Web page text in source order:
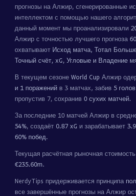
прогнозы на Алжир, сгенерированные
интеллектом с помощью нашего
данный момент мы проанализировали
Алжир с точностью лучшего прогноза
охватывают Исход матча, Тотал
Точный счёт, xG, Угловые и Владение
В текущем сезоне World Cup Алжир
и 1 поражений в 3 матчах, забив 5 голов
пропустив 7, сохранив 0 сухих матчей.
За последние 10 матчей Алжир в
54%, создаёт 0.87 xG и зарабатывает
60% побед.
Текущая расчётная рыночная
€235.60m.
NerdyTips придерживается принципа
все завершённые прогнозы на Алжир